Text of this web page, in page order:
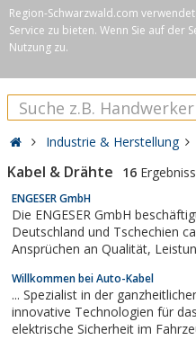
Region-Schwarzwald.com
Service zu bieten. Wenn Sie auf der
Nutzung zu.
Industrie & Herstellung
Kabel & Drähte 16
EN­GESER GmbH
Die ENGESER GmbH
Deutschland und Tschechien
Ansprüchen an Qualität, Leistung und Wirtschaftlichkeit bieten
Systemlösungen und das
sowie technische
Willkommen bei Auto-Kabel
... Spezialist in der
innovative Technologien für
elektrische Sicherheit im